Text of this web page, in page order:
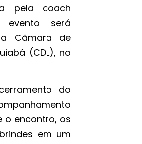
pela coach
evento será
Câmara de
(CDL), no
do
o encontro, os
em um